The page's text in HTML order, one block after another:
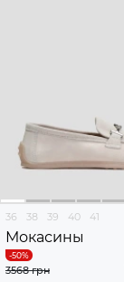
36 38 39 40 41
Мокасины
3568 грн